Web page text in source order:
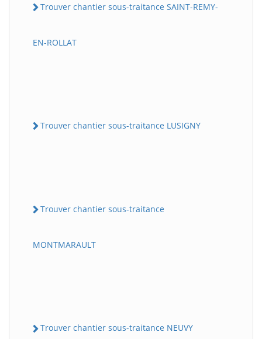
Trouver chantier sous-traitance SAINT-REMY-
EN-ROLLAT
Trouver chantier sous-traitance LUSIGNY
Trouver chantier sous-traitance
MONTMARAULT
Trouver chantier sous-traitance NEUVY